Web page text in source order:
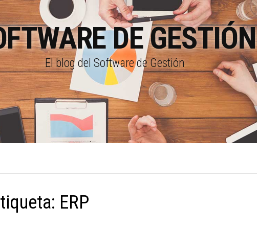
DE GESTIÓN
El blog del Software de Gestión
ERP